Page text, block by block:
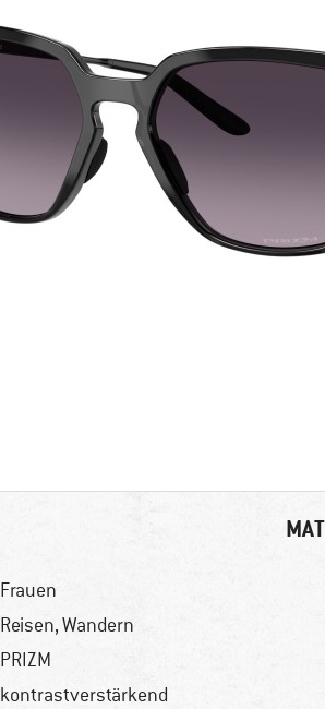
Frauen
Reisen, Wandern
PRIZM
kontrastverstärkend